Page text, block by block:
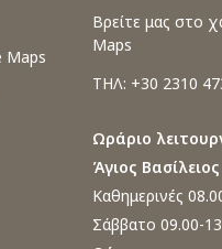
Maps
Βρείτε μας στο
Maps
ΤΗΛ: +30 2310
Ωράριο
Άγιος Βασίλειος
Καθημερινές
Σάββατο 09.00-